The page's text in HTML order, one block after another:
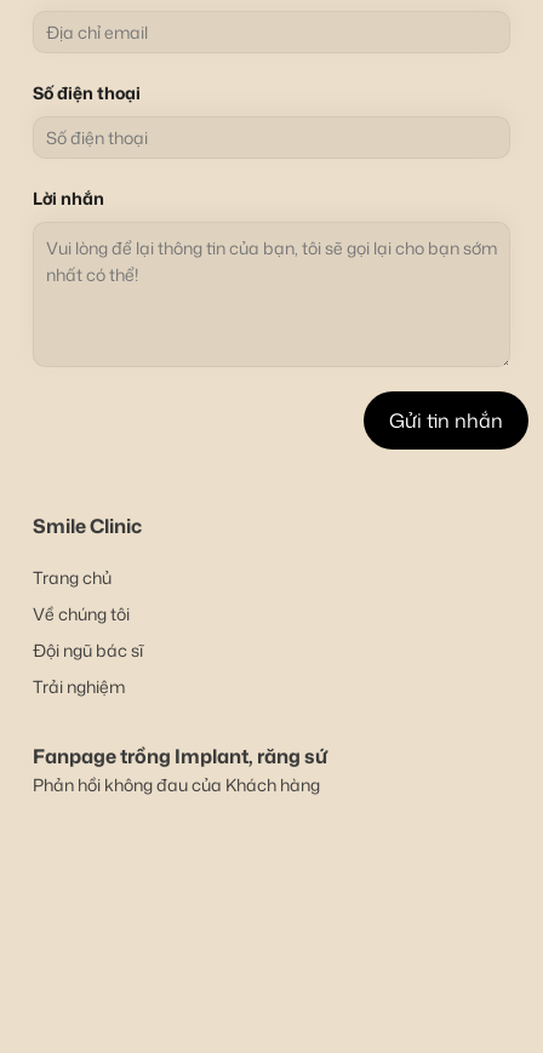
Số điện thoại
Lời nhắn
Smile Clinic
Trang chủ
Về chúng tôi
Đội ngũ bác sĩ
Trải nghiệm
Fanpage trồng Implant, răng sứ
Phản hồi không đau của Khách hàng